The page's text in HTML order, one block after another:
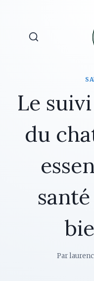
contenu
Le
du
Par